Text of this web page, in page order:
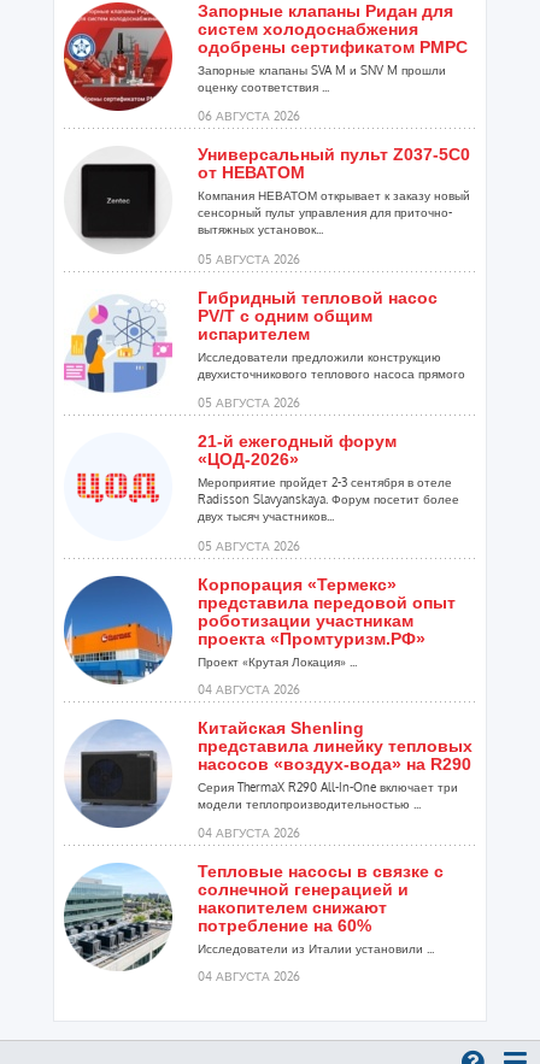
Запорные клапаны Ридан для
систем холодоснабжения
одобрены сертификатом РМРС
Запорные клапаны SVA M и SNV M прошли
оценку соответствия ...
06 АВГУСТА 2026
Универсальный пульт Z037-5C0
от НЕВАТОМ
Компания НЕВАТОМ открывает к заказу новый
сенсорный пульт управления для приточно-
вытяжных установок...
05 АВГУСТА 2026
Гибридный тепловой насос
PV/T с одним общим
испарителем
Исследователи предложили конструкцию
двухисточникового теплового насоса прямого
05 АВГУСТА 2026
21-й ежегодный форум
«ЦОД-2026»
Мероприятие пройдет 2-3 сентября в отеле
Radisson Slavyanskaya. Форум посетит более
двух тысяч участников...
05 АВГУСТА 2026
Корпорация «Термекс»
представила передовой опыт
роботизации участникам
проекта «Промтуризм.РФ»
Проект «Крутая Локация» ...
04 АВГУСТА 2026
Китайская Shenling
представила линейку тепловых
насосов «воздух-вода» на R290
Серия ThermaX R290 All-In-One включает три
модели теплопроизводительностью ...
04 АВГУСТА 2026
Тепловые насосы в связке с
солнечной генерацией и
накопителем снижают
потребление на 60%
Исследователи из Италии установили ...
04 АВГУСТА 2026